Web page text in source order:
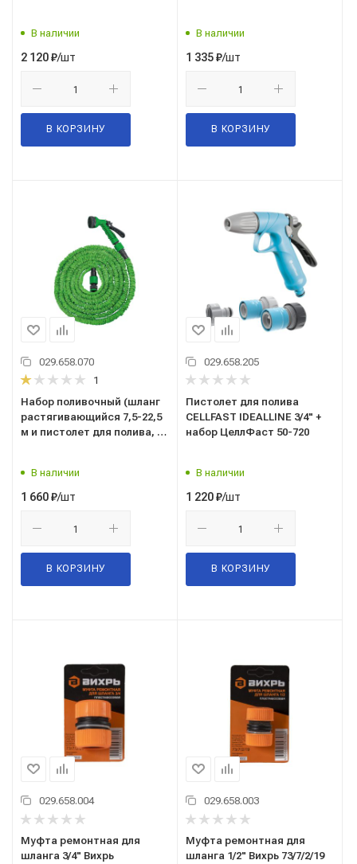
В наличии
2 120₽/шт
В КОРЗИНУ
В наличии
1 335₽/шт
В КОРЗИНУ
029.658.070
1
Набор поливочный (шланг
растягивающийся 7,5-22,5
м и пистолет для полива, 7
В наличии
1 660₽/шт
В КОРЗИНУ
029.658.205
Пистолет для полива
CELLFAST IDEALLINE 3/4" +
набор ЦеллФаст 50-720
В наличии
1 220₽/шт
В КОРЗИНУ
029.658.004
Муфта ремонтная для
шланга 3/4" Вихрь
029.658.003
Муфта ремонтная для
шланга 1/2" Вихрь 73/7/2/19